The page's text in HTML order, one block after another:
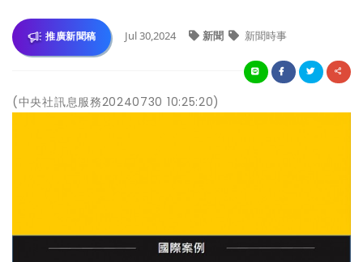
推廣新聞稿 Jul 30,2024 新聞 新聞時事
(中央社訊息服務20240730 10:25:20)